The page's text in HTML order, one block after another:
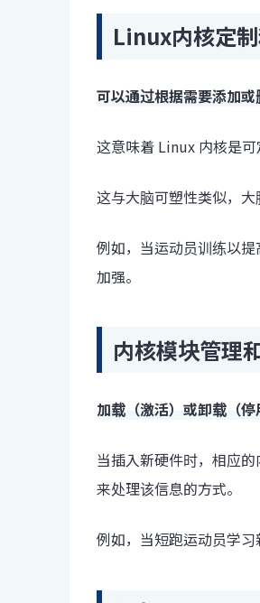
Linux内核定
可以通过根据需要添加
这意味着 Linux 内核是可
这与大脑可塑性类似，
例如，当运动员训练以
加强。
内核模块管理
加载（激活）或卸载（
当插入新硬件时，相应
来处理该信息的方式。
例如，当短跑运动员学